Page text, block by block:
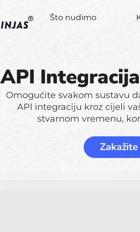
Što nudimo
API
Omogućite svakom sustavu
API integraciju kroz cijeli
stvarnom vremenu,